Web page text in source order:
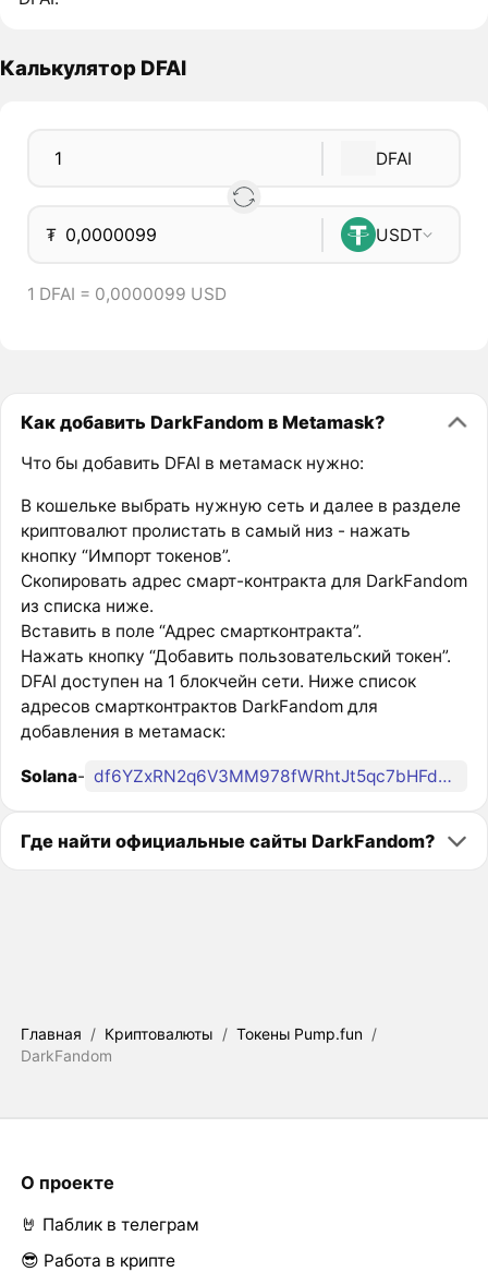
Калькулятор DFAI
DFAI
₮ USDT
1 DFAI = 0,0000099 USD
Как добавить DarkFandom в Metamask?
Что бы добавить DFAI в метамаск нужно:
В кошельке выбрать нужную сеть и далее в разделе
криптовалют пролистать в самый низ - нажать
кнопку “Импорт токенов”.
Скопировать адрес смарт-контракта для DarkFandom
из списка ниже.
Вставить в поле “Адрес смартконтракта”.
Нажать кнопку “Добавить пользовательский токен”.
DFAI доступен на 1 блокчейн сети. Ниже список
адресов смартконтрактов DarkFandom для
добавления в метамаск:
Solana- df6YZxRN2q6V3MM978fWRhtJt5qc7bHFdcB4CPWMq5B
Где найти официальные сайты DarkFandom?
Главная / Криптовалюты / Токены Pump.fun /
DarkFandom
О проекте
🤘 Паблик в телеграм
😎 Работа в крипте